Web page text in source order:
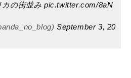
カの街並み pic.twitter.com/8aN
September 3, 20